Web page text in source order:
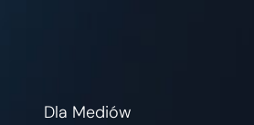
Dla Mediów